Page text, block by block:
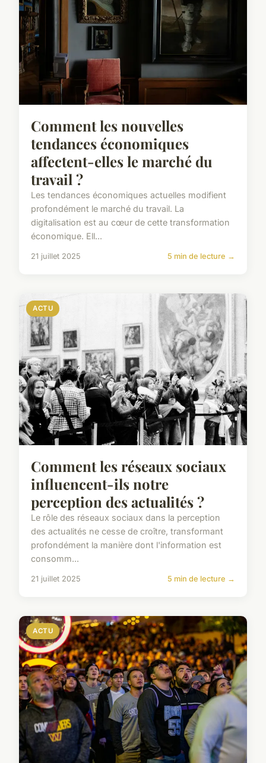
Comment les nouvelles
tendances économiques
affectent-elles le marché du
travail ?
Les tendances économiques actuelles modifient
profondément le marché du travail. La
digitalisation est au cœur de cette transformation
économique. Ell...
21 juillet 2025 5 min de lecture →
ACTU
Comment les réseaux sociaux
influencent-ils notre
perception des actualités ?
Le rôle des réseaux sociaux dans la perception
des actualités ne cesse de croître, transformant
profondément la manière dont l'information est
consomm...
21 juillet 2025 5 min de lecture →
ACTU